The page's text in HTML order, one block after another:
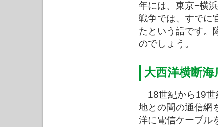
年には、東京−横
戦争では、すでに
たという話です。
のでしょう。
大西洋横断
18世紀から19世
地との間の通信網
洋に電信ケーブル